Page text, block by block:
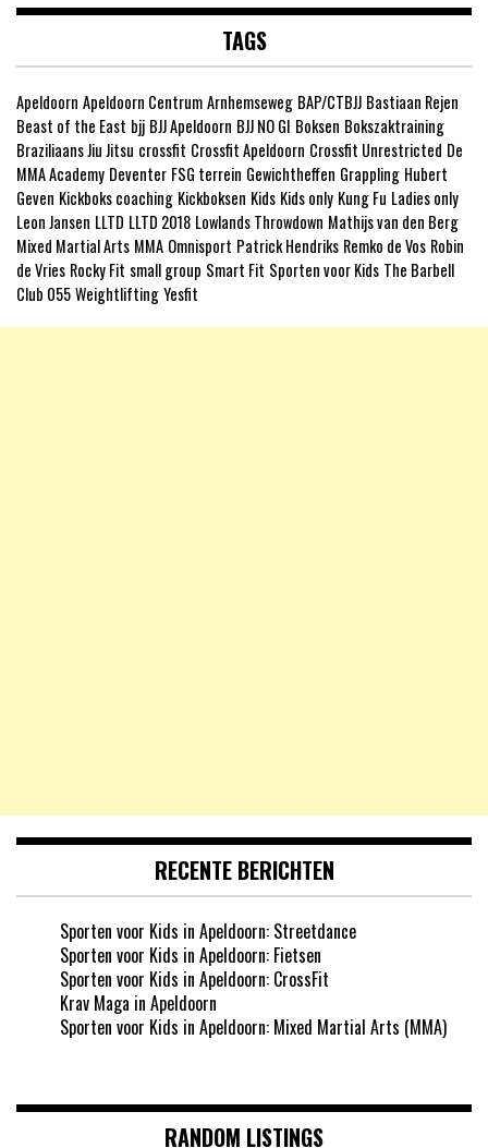
TAGS
Apeldoorn Apeldoorn CentrumArnhemseweg BAP/CTBJJ Bastiaan Rejen
Beast of the East bjj BJJ Apeldoorn BJJ NO GI Boksen Bokszaktraining
Braziliaans Jiu Jitsu crossfit Crossfit Apeldoorn Crossfit Unrestricted De
MMA Academy Deventer FSG terrein Gewichtheffen Grappling Hubert
Geven Kickboks coaching Kickboksen Kids Kids only Kung Fu Ladies only
Leon Jansen LLTD LLTD 2018 Lowlands Throwdown Mathijs van den Berg
Mixed Martial Arts MMA Omnisport Patrick Hendriks Remko de Vos Robin
de Vries Rocky Fit small group Smart Fit Sporten voor Kids The Barbell
Club 055WeightliftingYesfit
RECENTE BERICHTEN
Sporten voor Kids in Apeldoorn: Streetdance
Sporten voor Kids in Apeldoorn: Fietsen
Sporten voor Kids in Apeldoorn: CrossFit
Krav Maga in Apeldoorn
Sporten voor Kids in Apeldoorn: Mixed Martial Arts (MMA)
RANDOM LISTINGS